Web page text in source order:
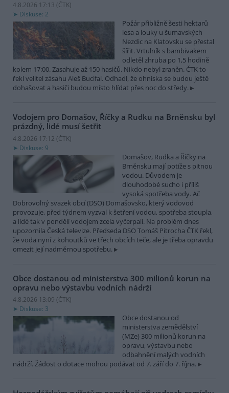
4.8.2026 17:13 (ČTK)
Diskuse: 2
Požár přibližně šesti hektarů
lesa a louky u šumavských
Nezdic na Klatovsku se přestal
šířit. Vrtulník s bambivakem
odletěl zhruba po 1,5 hodině
kolem 17:00. Zasahuje až 150 hasičů. Nikdo nebyl zraněn. ČTK to
řekl velitel zásahu Aleš Bucifal. Odhadl, že ohniska se budou ještě
dohašovat a hasiči budou místo hlídat přes noc do středy.
Vodojem pro Domašov, Říčky a Rudku na Brněnsku byl
prázdný, lidé musí šetřit
4.8.2026 17:12 (ČTK)
Diskuse: 9
Domašov, Rudka a Říčky na
Brněnsku mají potíže s pitnou
vodou. Důvodem je
dlouhodobé sucho i příliš
vysoká spotřeba vody. Ač
Dobrovolný svazek obcí (DSO) Domašovsko, který vodovod
provozuje, před týdnem vyzval k šetření vodou, spotřeba stoupla,
a lidé tak v pondělí vodojem zcela vyčerpali. Na problém dnes
upozornila Česká televize. Předseda DSO Tomáš Pitrocha ČTK řekl,
že voda nyní z kohoutků ve třech obcích teče, ale je třeba opravdu
omezit její nadměrnou spotřebu.
Obce dostanou od ministerstva 300 milionů korun na
opravu nebo výstavbu vodních nádrží
4.8.2026 13:09 (ČTK)
Diskuse: 3
Obce dostanou od
ministerstva zemědělství
(MZe) 300 milionů korun na
opravu, výstavbu nebo
odbahnění malých vodních
nádrží. Žádost o dotace mohou podávat od 7. září do 7. října.